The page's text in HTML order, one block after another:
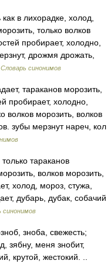
в лихорадке, холод,
только волков
пробирает, холодно,
дрожмя дрожать,
Словарь синонимов
тараканов морозить,
пробирает, холодно,
волков морозить, волков
зубы мерзнут нареч, кол
тараканов
волков морозить,
холод, мороз, стужа,
дубарь, дубак, собачий
синонимов
зноба, свежесть;
зябну, меня знобит,
крутой, жестокий. ..